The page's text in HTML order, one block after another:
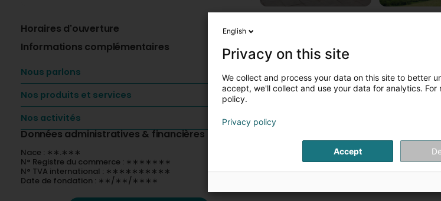
Horaires d'ouverture
Informations complémentaires
Nous parlons
Nos produits et services
Nos activités
Données administratives & financières
Nace : ∗∗.∗∗∗
N° Registre du commerce : ∗∗∗∗∗∗∗
N° TVA international : ∗∗∗∗∗∗∗∗∗∗
Date de fondation : ∗∗/∗∗/∗∗∗∗
Le réseau PackUp 24/24 comprend des
Pour y faire livrer vos colis, la procédure
mentionner votre adresse PackUp
Les plus grands compartiments PackUp
Lorsque votre colis est arrivé dans la
English
Privacy on this site
We collect and process your data on this site to better
accept, we'll collect and use your data for analytics. For
policy.
Privacy policy
Accept